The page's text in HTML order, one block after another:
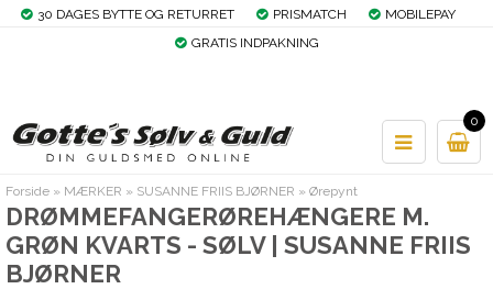
30 DAGES BYTTE OG RETURRET PRISMATCH
MOBILEPAY
GRATIS INDPAKNING
0
Forside » MÆRKER » SUSANNE FRIIS BJØRNER » Ørepynt
DRØMMEFANGERØREHÆNGERE M.
GRØN KVARTS - SØLV | SUSANNE FRIIS
BJØRNER